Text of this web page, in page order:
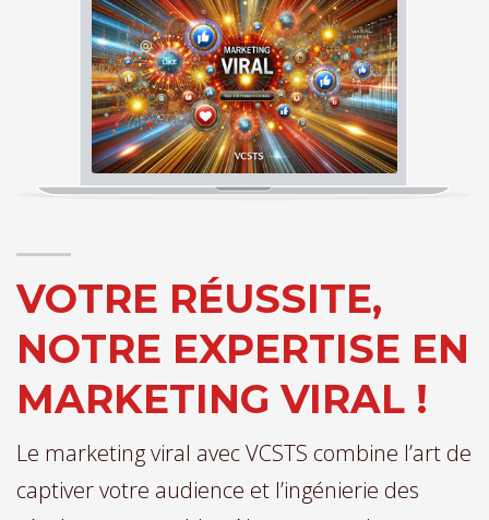
VOTRE RÉUSSITE,
NOTRE EXPERTISE EN
MARKETING VIRAL !
Le marketing viral avec VCSTS combine l’art de
captiver votre audience et l’ingénierie des